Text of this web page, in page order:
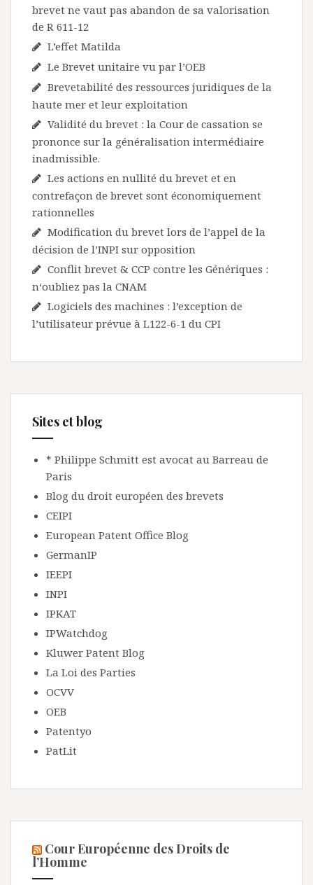
brevet ne vaut pas abandon de sa valorisation
de R 611-12
L’effet Matilda
Le Brevet unitaire vu par l’OEB
Brevetabilité des ressources juridiques de la
haute mer et leur exploitation
Validité du brevet : la Cour de cassation se
prononce sur la généralisation intermédiaire
inadmissible.
Les actions en nullité du brevet et en
contrefaçon de brevet sont économiquement
rationnelles
Modification du brevet lors de l’appel de la
décision de l’INPI sur opposition
Conflit brevet & CCP contre les Génériques :
n‘oubliez pas la CNAM
Logiciels des machines : l’exception de
l’utilisateur prévue à L122-6-1 du CPI
Sites et blog
* Philippe Schmitt est avocat au Barreau de
Paris
Blog du droit européen des brevets
CEIPI
European Patent Office Blog
GermanIP
IEEPI
INPI
IPKAT
IPWatchdog
Kluwer Patent Blog
La Loi des Parties
OCVV
OEB
Patentyo
PatLit
Cour Européenne des Droits de
l’Homme